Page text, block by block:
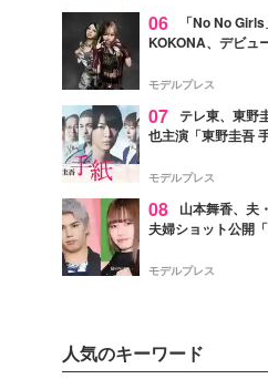
06
「No No
KOKONA、デビュ
リリースへ
モデルプレス
07 テレ東、東野
也主演「東野圭吾
モデルプレス
08
山本舞香、夫
夫婦ショット公開
モデルプレス
人気のキーワード